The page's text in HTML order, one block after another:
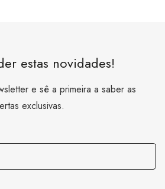
estas novidades!
e sê a primeira a saber as
exclusivas.